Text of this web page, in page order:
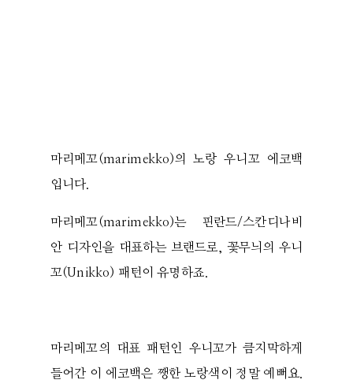
마리메꼬(marimekko)의 노랑 우니꼬 에코백
입니다.
마리메꼬(marimekko)는 핀란드/스칸디나비
안 디자인을 대표하는 브랜드로, 꽃무늬의 우니
꼬(Unikko) 패턴이 유명하죠.
마리메꼬의 대표 패턴인 우니꼬가 큼지막하게
들어간 이 에코백은 쨍한 노랑색이 정말 예뻐요.